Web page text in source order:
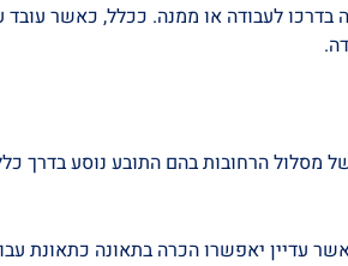
לעבודה או ממנה. ככלל, כאשר עובד
מסלול הרחובות בהם התובע נוסע בדרך
עדיין יאפשרו הכרה בתאונה כתאונת